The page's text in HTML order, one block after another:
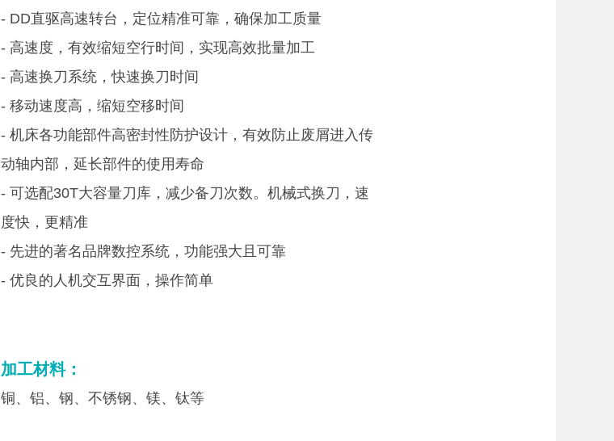
- DD直驱高速转台，定位精准可靠，确保加工质量
- 高速度，有效缩短空行时间，实现高效批量加工
- 高速换刀系统，快速换刀时间
- 移动速度高，缩短空移时间
- 机床各功能部件高密封性防护设计，有效防止废屑进入传
动轴内部，延长部件的使用寿命
- 可选配30T大容量刀库，减少备刀次数。机械式换刀，速
度快，更精准
- 先进的著名品牌数控系统，功能强大且可靠
- 优良的人机交互界面，操作简单
加工材料：
铜、铝、钢、不锈钢、镁、钛等